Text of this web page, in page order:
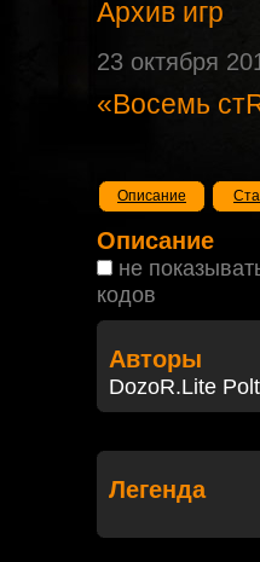
Архив игр
23 октября
«Восемь
Описание
Описание
не
кодов
Авторы
DozoR.Lite
Легенда